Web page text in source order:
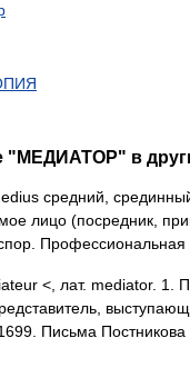
"МЕДИАТОР" в
средний,
лицо (посредник,
<, лат. mediator. 1.
Письма